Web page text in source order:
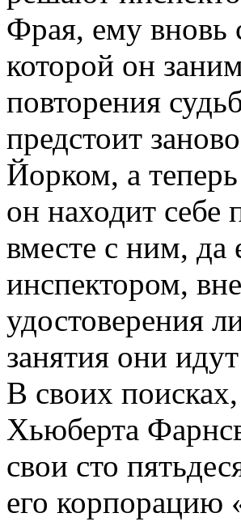
Фрая, ему вновь
которой он
повторения
предстоит
Йорком, а
он находит себе
вместе с ним,
инспектором,
удостоверения
занятия они
В своих
Хьюберта
свои сто
его корпорацию